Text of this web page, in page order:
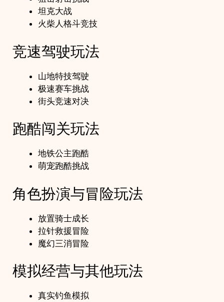
坦克大战
火柴人格斗竞技
竞速驾驶玩法
山地特技驾驶
极速赛车挑战
街头竞速对决
跑酷闯关玩法
地铁公主跑酷
萌宠跑酷挑战
角色扮演与冒险玩法
放置骑士成长
拉针救援冒险
魔幻三消冒险
模拟经营与其他玩法
真实钓鱼模拟